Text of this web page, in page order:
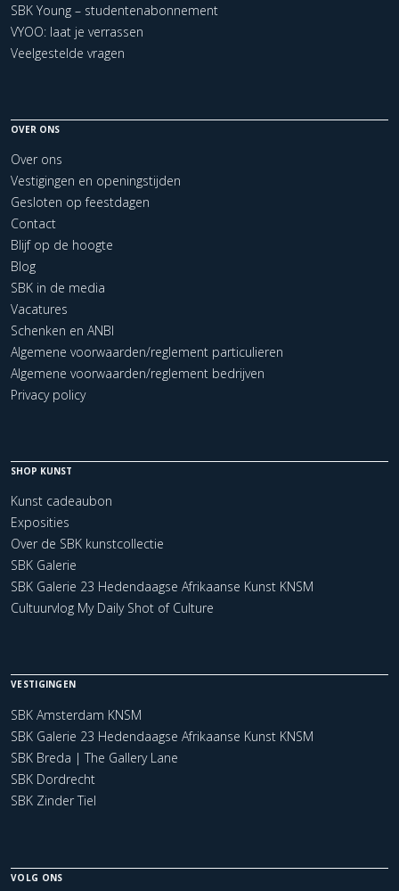
SBK Young – studentenabonnement
VYOO: laat je verrassen
Veelgestelde vragen
OVER ONS
Over ons
Vestigingen en openingstijden
Gesloten op feestdagen
Contact
Blijf op de hoogte
Blog
SBK in de media
Vacatures
Schenken en ANBI
Algemene voorwaarden/reglement particulieren
Algemene voorwaarden/reglement bedrijven
Privacy policy
SHOP KUNST
Kunst cadeaubon
Exposities
Over de SBK kunstcollectie
SBK Galerie
SBK Galerie 23 Hedendaagse Afrikaanse Kunst KNSM
Cultuurvlog My Daily Shot of Culture
VESTIGINGEN
SBK Amsterdam KNSM
SBK Galerie 23 Hedendaagse Afrikaanse Kunst KNSM
SBK Breda | The Gallery Lane
SBK Dordrecht
SBK Zinder Tiel
VOLG ONS